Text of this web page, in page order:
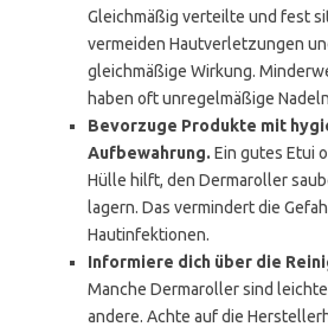
Gleichmäßig verteilte und fest
vermeiden Hautverletzungen
gleichmäßige Wirkung.
haben oft unregelmäßige
Bevorzuge Produkte mit
Aufbewahrung. Ein gutes Etui
Hülle hilft, den Dermaroller
lagern. Das vermindert die
Hautinfektionen.
Informiere dich über die
Manche Dermaroller sind
andere. Achte auf die